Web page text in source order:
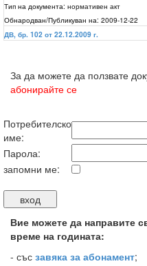
Тип на документа: нормативен акт
Обнародван/Публикуван на: 2009-12-22
ДВ, бр. 102 от 22.12.2009 г.
За да можете да ползвате
абонирайте се
Потребителско
име:
Парола:
запомни ме:
Вие можете да направите
време на годината:
- със завяка за абонамент;